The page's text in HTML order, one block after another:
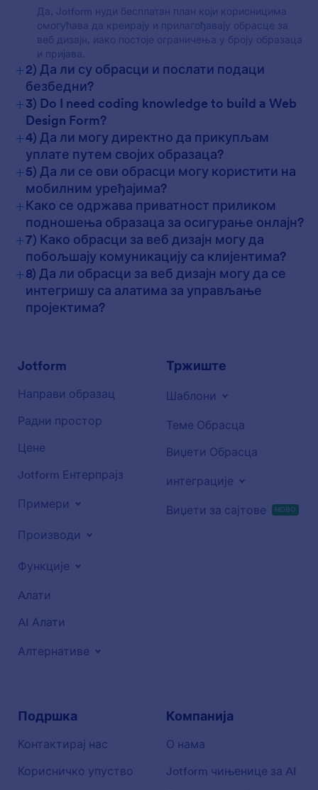
Да, Jotform нуди бесплатан план који корисницима
омогућава да креирају и прилагођавају обрасце за
веб дизајн, иако постоје ограничења у броју образаца
и пријава.
+2) Да ли су обрасци и послати подаци
безбедни?
+3) Do I need coding knowledge to build a Web
Design Form?
+4) Да ли могу директно да прикупљам
уплате путем својих образаца?
+5) Да ли се ови обрасци могу користити на
мобилним уређајима?
+Како се одржава приватност приликом
подношења образаца за осигурање онлајн?
+7) Како обрасци за веб дизајн могу да
побољшају комуникацију са клијентима?
+8) Да ли обрасци за веб дизајн могу да се
интегришу са алатима за управљање
пројектима?
Jotform
Направи образац
Радни простор
Цене
Jotform Ентерпрајз
Примери
Производи
Функције
Aлати
AI Алати
Алтернативе
Тржиште
Шаблони
Теме Обрасца
Виџети Обрасца
интеграције
Виџети за сајтове НОВО
Подршка
Контактирај нас
Корисничко упуство
Компанија
О нама
Jotform чињенице за AI